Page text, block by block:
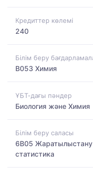
Кредиттер көлемі
240
Білім беру
B053 Химия
ҰБТ-дағы пәндер
Биология және Химия
Білім беру саласы
6B05
статистика